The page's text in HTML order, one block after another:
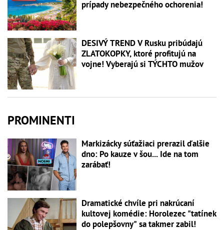
prípady nebezpečného ochorenia!
DESIVÝ TREND V Rusku pribúdajú
ZLATOKOPKY, ktoré profitujú na
vojne! Vyberajú si TÝCHTO mužov
PROMINENTI
Markizácky súťažiaci prerazil ďalšie
dno: Po kauze v šou... Ide na tom
zarábať!
Dramatické chvíle pri nakrúcaní
kultovej komédie: Horolezec "tatínek
do polepšovny" sa takmer zabil!